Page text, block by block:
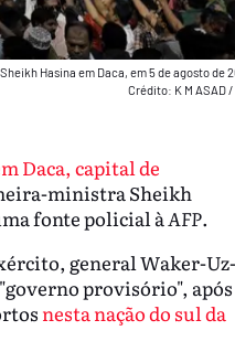
Hasina em Daca, em 5 de agosto de
Crédito: K M ASAD /
Daca, capital de
ministra Sheikh
fonte policial àAFP.
general Waker-Uz-
provisório", após
nesta nação do sul da